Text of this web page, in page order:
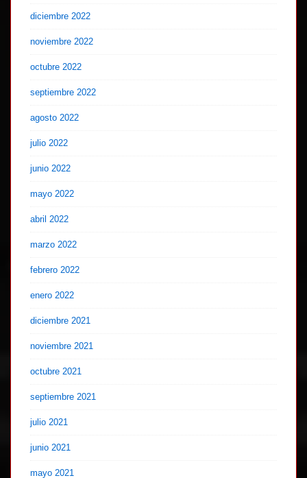
diciembre 2022
noviembre 2022
octubre 2022
septiembre 2022
agosto 2022
julio 2022
junio 2022
mayo 2022
abril 2022
marzo 2022
febrero 2022
enero 2022
diciembre 2021
noviembre 2021
octubre 2021
septiembre 2021
julio 2021
junio 2021
mayo 2021